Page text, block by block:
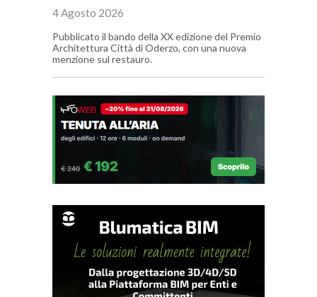
4 Agosto 2026
Pubblicato il bando della XX edizione del Premio
Architettura Città di Oderzo, con una nuova
menzione sul restauro.